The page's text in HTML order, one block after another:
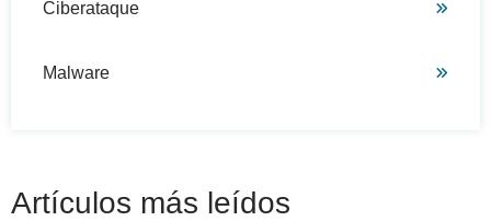
Ciberataque
Malware
Artículos más leídos